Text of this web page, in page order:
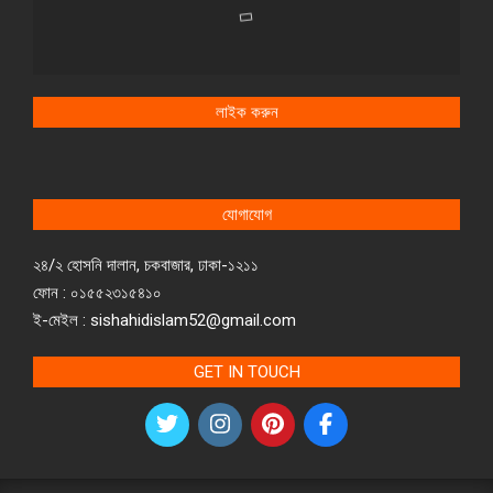
লাইক করুন
যোগাযোগ
২৪/২ হোসনি দালান, চকবাজার, ঢাকা-১২১১
ফোন : ০১৫৫২৩১৫৪১০
ই-মেইল : sishahidislam52@gmail.com
GET IN TOUCH